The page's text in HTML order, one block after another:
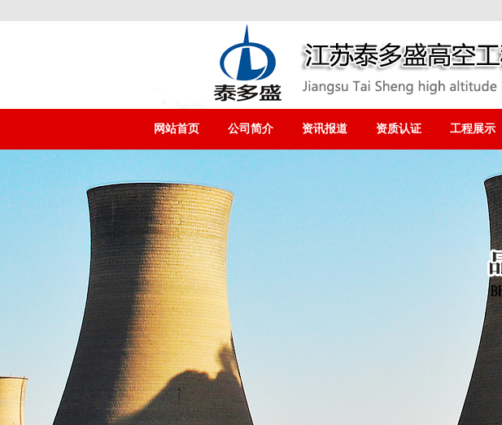
网站首页 公司简介 资讯报道 资质认证 工程展示